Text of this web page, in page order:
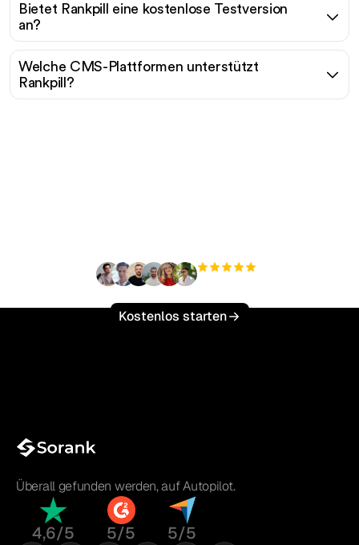
Bietet Rankpill eine kostenlose Testversion
an?
Welche CMS-Plattformen unterstützt
Rankpill?
Kostenlos starten
Überall gefunden werden, auf Autopilot.
4,6/5 5/5 5/5